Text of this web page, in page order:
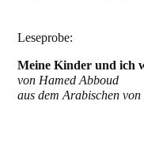
Leseprobe:
Meine Kinder und ich
von Hamed Abboud
aus dem Arabischen